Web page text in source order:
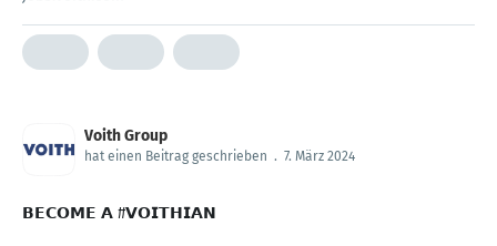
Voith Group
hat einen Beitrag geschrieben . 7. März 2024
𝗕𝗘𝗖𝗢𝗠𝗘 𝗔 #𝗩𝗢𝗜𝗧𝗛𝗜𝗔𝗡